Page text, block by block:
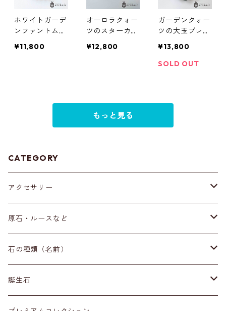
ホワイトガーデ
ンファントムの
～7.5mm)
¥11,800
オーロラクォー
ツのスターカッ
（9mm）
¥12,800
ガーデンクォー
ツの大玉ブレス
¥13,800
SOLD OUT
もっと見る
CATEGORY
アクセサリー
ブレスレット
イヤリング・ピアス
ネックレス・ペンダントトップ
原石・ルースなど
原石
丸玉
石の種類（名前）
ア行
アイオライト
誕生石